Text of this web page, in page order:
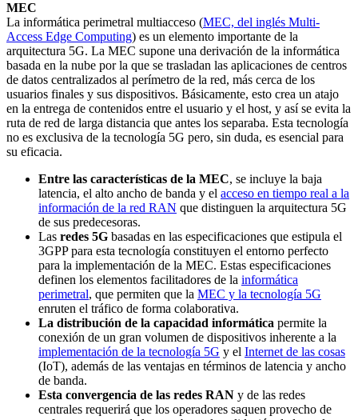
MEC
La informática perimetral multiacceso (MEC, del inglés Multi-
Access Edge Computing) es un elemento importante de la
arquitectura 5G. La MEC supone una derivación de la informática
basada en la nube por la que se trasladan las aplicaciones de centros
de datos centralizados al perímetro de la red, más cerca de los
usuarios finales y sus dispositivos. Básicamente, esto crea un atajo
en la entrega de contenidos entre el usuario y el host, y así se evita la
ruta de red de larga distancia que antes los separaba. Esta tecnología
no es exclusiva de la tecnología 5G pero, sin duda, es esencial para
su eficacia.
Entre las características de la MEC, se incluye la baja
latencia, el alto ancho de banda y el acceso en tiempo real a la
información de la red RAN que distinguen la arquitectura 5G
de sus predecesoras.
Las redes 5G basadas en las especificaciones que estipula el
3GPP para esta tecnología constituyen el entorno perfecto
para la implementación de la MEC. Estas especificaciones
definen los elementos facilitadores de la informática
perimetral, que permiten que la MEC y la tecnología 5G
enruten el tráfico de forma colaborativa.
La distribución de la capacidad informática permite la
conexión de un gran volumen de dispositivos inherente a la
implementación de la tecnología 5G y el Internet de las cosas
(IoT), además de las ventajas en términos de latencia y ancho
de banda.
Esta convergencia de las redes RAN y de las redes
centrales requerirá que los operadores saquen provecho de